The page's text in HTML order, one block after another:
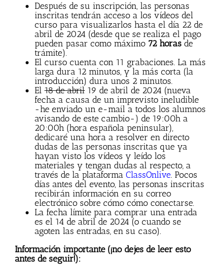
Después de su inscripción, las personas
inscritas tendrán acceso a los vídeos del
curso para visualizarlos hasta el día 22 de
abril de 2024 (desde que se realiza el pago
pueden pasar como máximo 72 horas de
trámite).
El curso cuenta con 11 grabaciones. La más
larga dura 12 minutos, y la más corta (la
introducción) dura unos 2 minutos.
El 18 de abril 19 de abril de 2024 (nueva
fecha a causa de un imprevisto ineludible
-he enviado un e-mail a todos los alumnos
avisando de este cambio-) de 19:00h a
20:00h (hora española peninsular),
dedicaré una hora a resolver en directo
dudas de las personas inscritas que ya
hayan visto los vídeos y leído los
materiales y tengan dudas al respecto, a
través de la plataforma ClassOnlive. Pocos
días antes del evento, las personas inscritas
recibirán información en su correo
electrónico sobre cómo cómo conectarse.
La fecha límite para comprar una entrada
es el 14 de abril de 2024 (o cuando se
agoten las entradas, en su caso).
Información importante (¡no dejes de leer esto
antes de seguir!):